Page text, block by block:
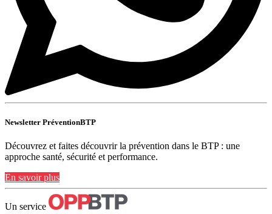
Newsletter PréventionBTP
Découvrez et faites découvrir la prévention dans le BTP : une
approche santé, sécurité et performance.
En savoir plus
Un service